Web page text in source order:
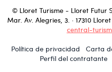
© Lloret Turisme - Lloret Futur
Mar. Av. Alegries, 3. · 17310
central-
Política de privacidad Carta
Perfil del contratante